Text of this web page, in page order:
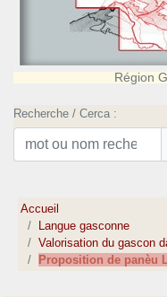
Région
Recherche / Cerca :
Accueil
Langue gasconne
Valorisation du gascon
Proposition de panèu